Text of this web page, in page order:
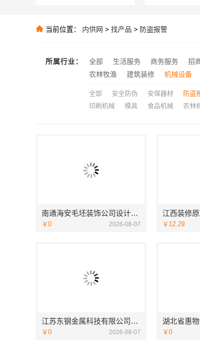
推荐
推荐
推荐 嘉兴美
当前位置： 内供网 > 找产品 > 防盗报警
所属行业： 全部 生活服务 商务服务 招
农林牧渔
建筑装修 机械设备
全部 安全防伪 安保器材 防盗
印刷机械
模具 食品机械 农林
南通海安毛坯装饰公司设计南通宏域全宅装饰建材有限公司
￥0 2026-08-07 ￥12.29
江苏东钢金属科技有限公司全屋不锈钢定制生产商
￥0 2026-08-07 ￥0